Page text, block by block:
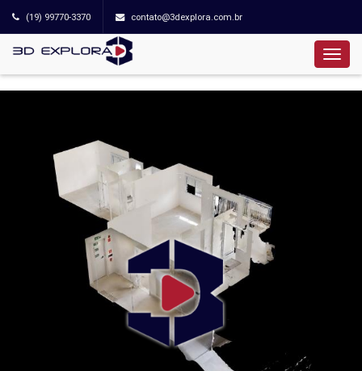
(19) 99770-3370 contato@3dexplora.com.br